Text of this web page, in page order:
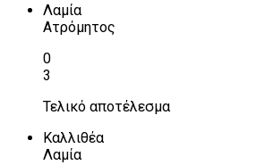
Λαμία
Ατρόμητος
0
3
Τελικό αποτέλεσμα
Καλλιθέα
Λαμία